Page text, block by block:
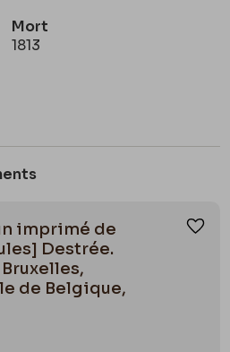
Mort
1813
imprimé de
Destrée.
de Belgique,